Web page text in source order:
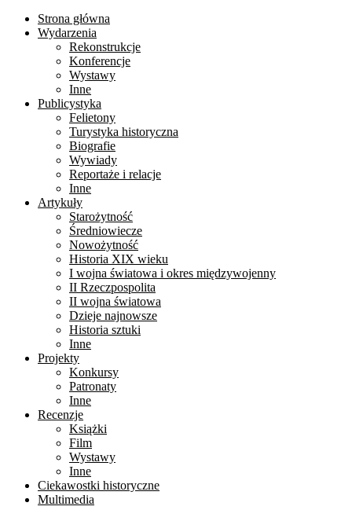
Strona główna
Wydarzenia
Rekonstrukcje
Konferencje
Wystawy
Inne
Publicystyka
Felietony
Turystyka historyczna
Biografie
Wywiady
Reportaże i relacje
Inne
Artykuły
Starożytność
Średniowiecze
Nowożytność
Historia XIX wieku
I wojna światowa i okres międzywojenny
II Rzeczpospolita
II wojna światowa
Dzieje najnowsze
Historia sztuki
Inne
Projekty
Konkursy
Patronaty
Inne
Recenzje
Książki
Film
Wystawy
Inne
Ciekawostki historyczne
Multimedia